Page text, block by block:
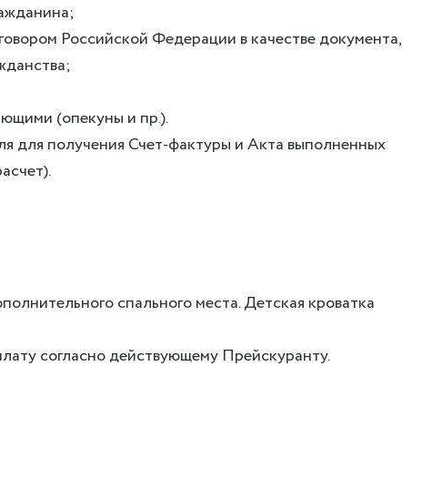
Российской Федерации в качестве документа,
(опекуны и пр.).
для получения Счет-фактуры и Акта выполненных
спального места. Детская кроватка
согласно действующему Прейскуранту.